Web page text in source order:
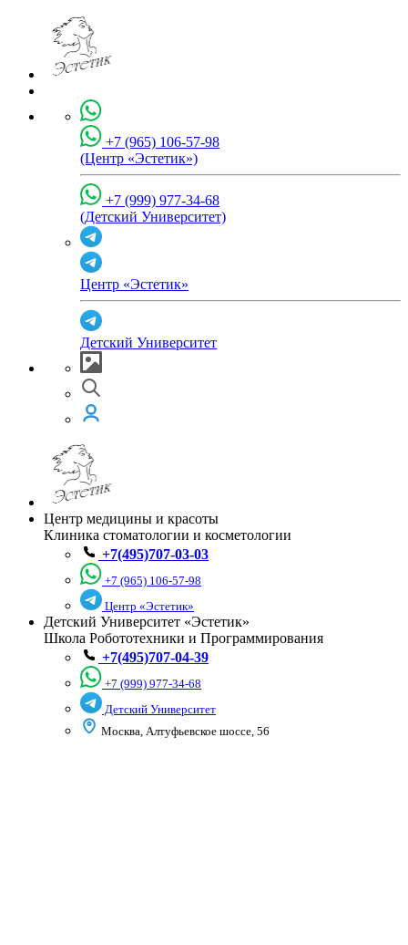
+7 (965) 106-57-98
(Центр «Эстетик»)
+7 (999) 977-34-68
(Детский Университет)
Центр «Эстетик»
Детский Университет
Центр медицины и красоты
Клиника стоматологии и косметологии
+7(495)707-03-03
+7 (965) 106-57-98
Центр «Эстетик»
Детский Университет «Эстетик»
Школа Робототехники и Программирования
+7(495)707-04-39
+7 (999) 977-34-68
Детский Университет
Москва, Алтуфьевское шоссе, 56